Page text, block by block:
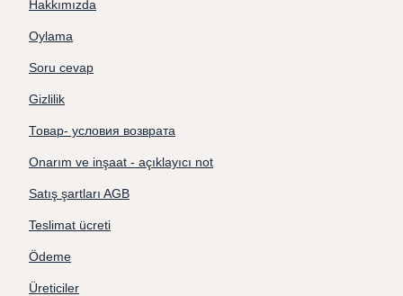
Hakkımızda
Oylama
Soru cevap
Gizlilik
Товар- условия возврата
Onarım ve inşaat - açıklayıcı not
Satış şartları AGB
Teslimat ücreti
Ödeme
Üreticiler